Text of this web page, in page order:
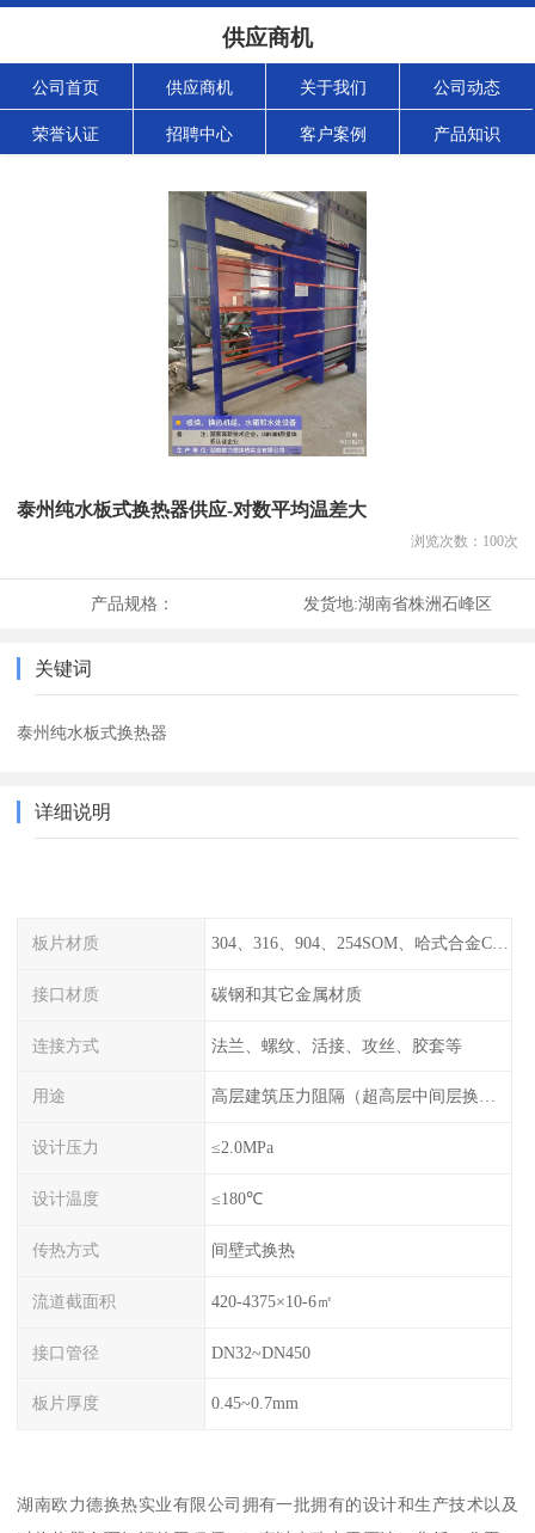
供应商机
公司首页 供应商机 关于我们 公司动态
荣誉认证 招聘中心 客户案例 产品知识
泰州纯水板式换热器供应-对数平均温差大
浏览次数： 100次
产品规格： 发货地:湖南省株洲石峰区
关键词
泰州纯水板式换热器
详细说明
板片材质 304、316、904、254SOM、哈式合金C-276、TA1等
接口材质 碳钢和其它金属材质
连接方式 法兰、螺纹、活接、攻丝、胶套等
用途 高层建筑压力阻隔（超高层中间层换热），主机换热（保护主机，系统压力由板换承受）
设计压力 ≤2.0MPa
设计温度 ≤180℃
传热方式 间壁式换热
流道截面积 420-4375×10-6㎡
接口管径 DN32~DN450
板片厚度 0.45~0.7mm
湖南欧力德换热实业有限公司拥有一批拥有的设计和生产技术以及